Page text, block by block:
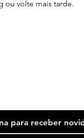
ou volte mais tarde.
para receber